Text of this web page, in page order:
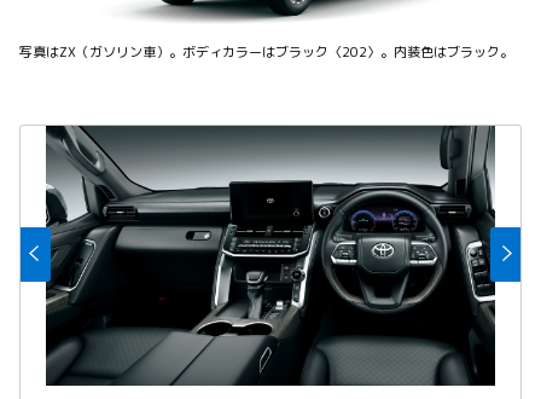
写真はZX（ガソリン車）。ボディカラーはブラック〈202〉。内装色はブラック。